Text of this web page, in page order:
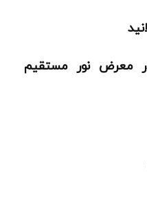
معرض نور مستقیم